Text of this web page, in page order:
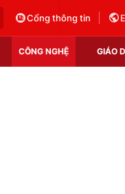
Cổng thông tin
CÔNG NGHỆ GIÁO